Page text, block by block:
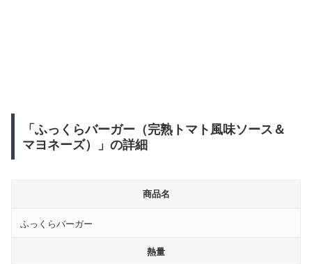
「ふっくらバーガー（完熟トマト風味ソース＆
マヨネーズ）」の詳細
商品名
ふっくらバーガー
熱量